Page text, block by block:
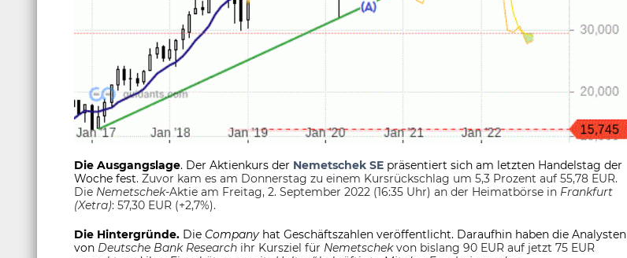
Die Ausgangslage. Der Aktienkurs der Nemetschek SE präsentiert sich am letzten Handelstag der
Woche fest. Zuvor kam es am Donnerstag zu einem Kursrückschlag um 5,3 Prozent auf 55,78 EUR.
Die Nemetschek-Aktie am Freitag, 2. September 2022 (16:35 Uhr) an der Heimatbörse in Frankfurt
(Xetra): 57,30 EUR (+2,7%).
Die Hintergründe. Die Company hat Geschäftszahlen veröffentlicht. Daraufhin haben die Analysten
von Deutsche Bank Research ihr Kursziel für Nemetschekvon bislang 90 EUR auf jetzt 75 EUR